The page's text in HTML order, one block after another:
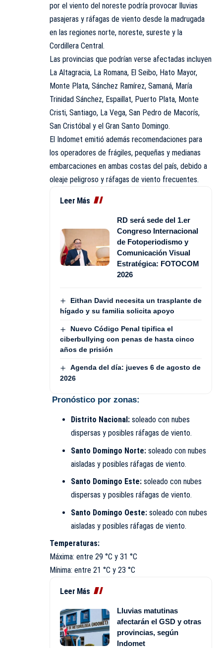
por el viento del noreste podría provocar lluvias
pasajeras y ráfagas de viento desde la madrugada
en las regiones norte, noreste, sureste y la
Cordillera Central.
Las provincias que podrían verse afectadas incluyen
La Altagracia, La Romana, El Seibo, Hato Mayor,
Monte Plata, Sánchez Ramírez, Samaná, María
Trinidad Sánchez, Espaillat, Puerto Plata, Monte
Cristi, Santiago, La Vega, San Pedro de Macorís,
San Cristóbal y el Gran Santo Domingo.
El Indomet emitió además recomendaciones para
los operadores de frágiles, pequeñas y medianas
embarcaciones en ambas costas del país, debido a
oleaje peligroso y ráfagas de viento frecuentes.
Leer Más
RD será sede del 1.er
Congreso Internacional
de Fotoperiodismo y
Comunicación Visual
Estratégica: FOTOCOM
2026
Eithan David necesita un trasplante de
hígado y su familia solicita apoyo
Nuevo Código Penal tipifica el
ciberbullying con penas de hasta cinco
años de prisión
Agenda del día: jueves 6 de agosto de
2026
Pronóstico por zonas:
Distrito Nacional: soleado con nubes
dispersas y posibles ráfagas de viento.
Santo Domingo Norte: soleado con nubes
aisladas y posibles ráfagas de viento.
Santo Domingo Este: soleado con nubes
dispersas y posibles ráfagas de viento.
Santo Domingo Oeste:soleado con nubes
aisladas y posibles ráfagas de viento.
Temperaturas:
Máxima: entre 29 °C y 31 °C
Mínima: entre 21 °C y 23 °C
Leer Más
Lluvias matutinas
afectarán el GSD y otras
provincias, según
Indomet